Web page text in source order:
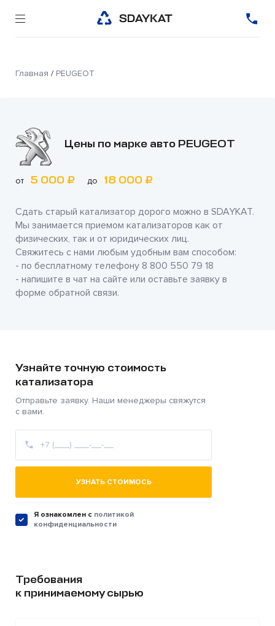
Главная / PEUGEOT
Цены по марке авто PEUGEOT
от 5 000 ₽ до 18 000 ₽
Сдать старый катализатор дорого можно в SDAYKAT.
Мы занимается приемом катализаторов как от
физических, так и от юридических лиц.
Свяжитесь с нами любым удобным вам способом:
- по бесплатному телефону 8 800 550 79 18
- напишите в чат на сайте или оставьте заявку в
форме обратной связи.
Узнайте точную стоимость
катализатора
Отправьте заявку. Наши менеджеры свяжутся
с вами.
УЗНАТЬ СТОИМОСЬ
Я ознакомлен c политикой
конфиденциальности
Требования
к принимаемому сырью